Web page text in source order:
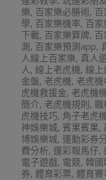
樂, 百家樂必勝術, 百
學, 百家樂機率, 百家
下載, 百家樂算牌, 百
測 , 百家樂預測app,
人線上百家樂, 真人
人, 線上老虎機, 線上
金盤, 老虎機, 老虎機
虎機救援金, 老虎機
簡介, 老虎機規則, 職
虎機技巧, 角子老虎
神娛樂城, 賓果賓果,
博娛樂城, 運動彩券
費分析, 運彩報馬仔,
電子遊戲, 電競, 韓
券, 體育彩票, 體育